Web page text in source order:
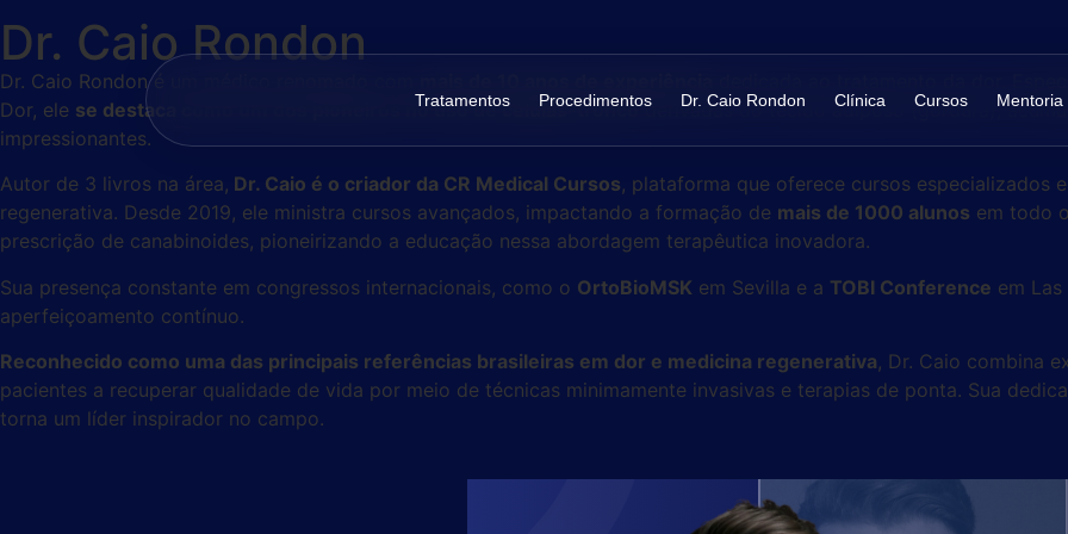
Tratamentos Procedimentos Dr. Caio Rondon Clínica Cursos Mentoria
Dr. Caio Rondon
Dr. Caio Rondon é um médico renomado com
dedicada ao tratamento da dor.
Dor, ele se destaca como um dos pioneiros no uso de células-troncoderivadas do tecido adiposo (gordura),
impressionantes.
Autor de 3 livros na área, Dr. Caio é o criador da CR Medical Cursos, plataforma que oferece cursos especializados
regenerativa. Desde 2019, ele ministra cursos avançados, impactando a formação de mais de 1000 alunos em todo
prescrição de canabinoides, pioneirizando a educação nessa abordagem terapêutica inovadora.
Sua presença constante em congressos internacionais, como o OrtoBioMSK em Sevilla e a TOBI Conference em
aperfeiçoamento contínuo.
Reconhecido como uma das principais referências brasileiras em dor e medicina regenerativa, Dr. Caio combina
pacientes a recuperar qualidade de vida por meio de técnicas minimamente invasivas e terapias de ponta. Sua
torna um líder inspirador no campo.